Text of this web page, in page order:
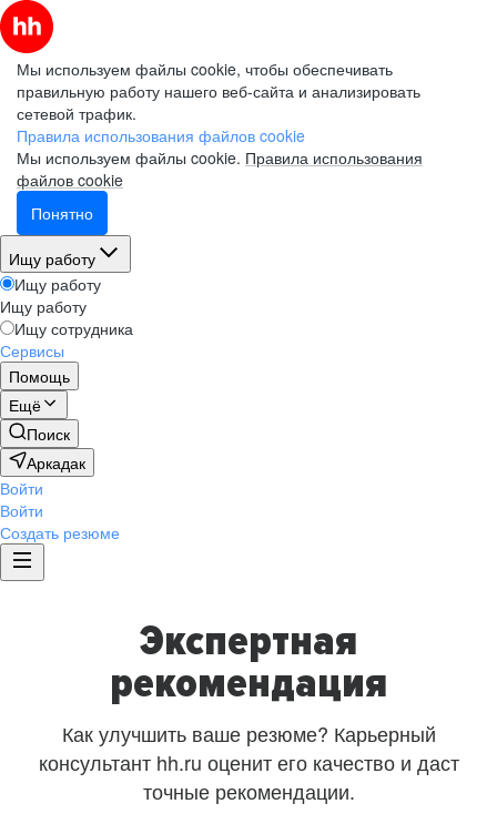
Мы используем файлы cookie, чтобы обеспечивать
правильную работу нашего веб-сайта и анализировать
сетевой трафик.
Правила использования файлов cookie
Мы используем файлы cookie. Правила использования
файлов cookie
Понятно
Ищу работу
Ищу работу
Ищу работу
Ищу сотрудника
Сервисы
Помощь
Ещё
Поиск
Аркадак
Войти
Войти
Создать резюме
Экспертная
рекомендация
Как улучшить ваше резюме? Карьерный
консультант hh.ru оценит его качество и даст
точные рекомендации.